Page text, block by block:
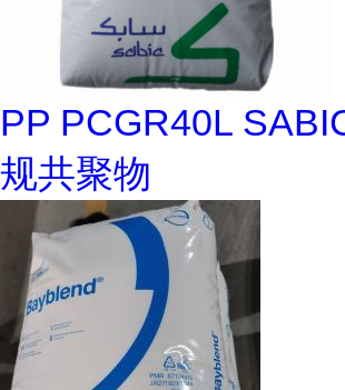
PP PCGR40L
规共聚物